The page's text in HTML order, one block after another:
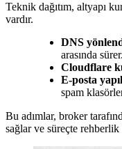
Teknik dağıtım, altyapı
vardır.
DNS
arasında sürer.
Cloudflare
E-posta
spam
Bu adımlar, broker
sağlar ve süreçte